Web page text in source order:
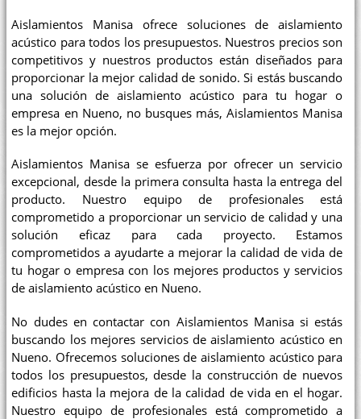
Aislamientos Manisa ofrece soluciones de aislamiento
acústico para todos los presupuestos. Nuestros precios son
competitivos y nuestros productos están diseñados para
proporcionar la mejor calidad de sonido. Si estás buscando
una solución de aislamiento acústico para tu hogar o
empresa en Nueno, no busques más, Aislamientos Manisa
es la mejor opción.
Aislamientos Manisa se esfuerza por ofrecer un servicio
excepcional, desde la primera consulta hasta la entrega del
producto. Nuestro equipo de profesionales está
comprometido a proporcionar un servicio de calidad y una
solución eficaz para cada proyecto. Estamos
comprometidos a ayudarte a mejorar la calidad de vida de
tu hogar o empresa con los mejores productos y servicios
de aislamiento acústico en Nueno.
No dudes en contactar con Aislamientos Manisa si estás
buscando los mejores servicios de aislamiento acústico en
Nueno. Ofrecemos soluciones de aislamiento acústico para
todos los presupuestos, desde la construcción de nuevos
edificios hasta la mejora de la calidad de vida en el hogar.
Nuestro equipo de profesionales está comprometido a